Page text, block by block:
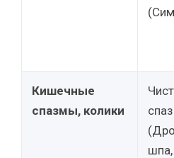
Кишечные
спазмы, колики
шпа,